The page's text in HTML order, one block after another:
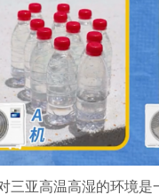
三亚高温高湿的环境是